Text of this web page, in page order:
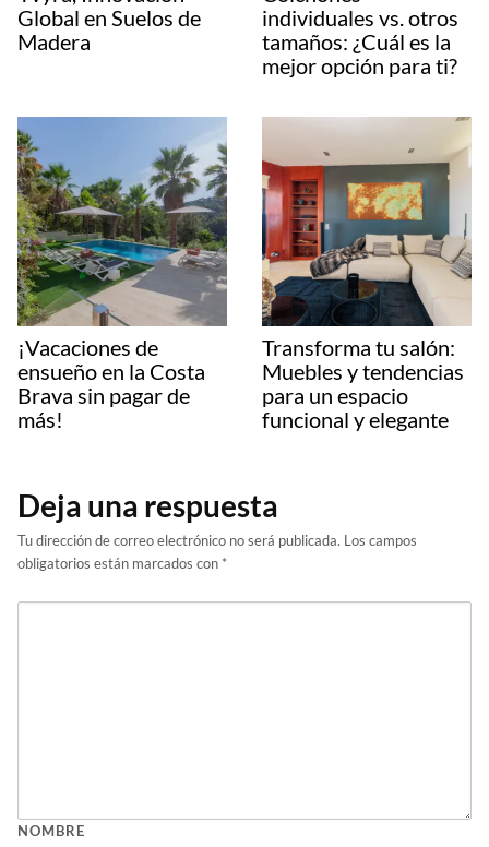
Global en Suelos de
Madera
individuales vs. otros
tamaños: ¿Cuál es la
mejor opción para ti?
¡Vacaciones de
ensueño en la Costa
Brava sin pagar de
más!
Transforma tu salón:
Muebles y tendencias
para un espacio
funcional y elegante
Deja una respuesta
Tu dirección de correo electrónico no será publicada. Los campos
obligatorios están marcados con *
NOMBRE